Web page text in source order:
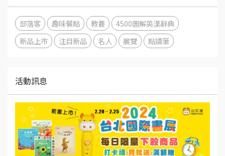
部落客 趣味餐點 教養
4500圖解英漢辭典
新品上市
注目新品 名人 展覽 點讀筆
活動訊息